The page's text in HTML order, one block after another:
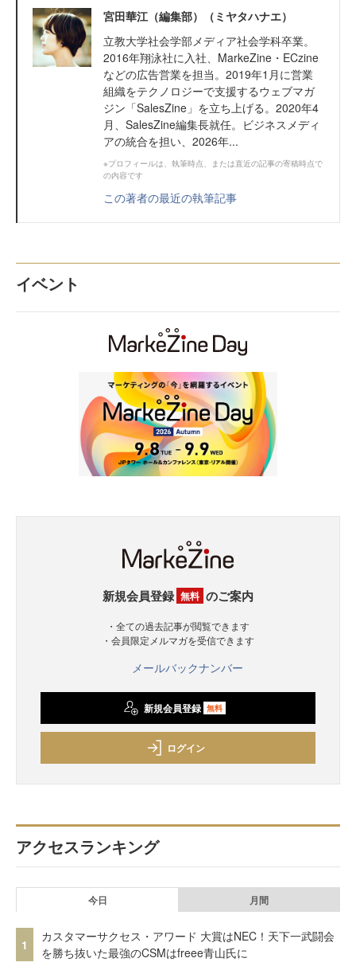
宮田華江（編集部）（ミヤタハナエ）
立教大学社会学部メディア社会学科卒業。
2016年翔泳社に入社、MarkeZine・ECzine
などの広告営業を担当。2019年1月に営業
組織をテクノロジーで支援するウェブマガ
ジン「SalesZine」を立ち上げる。2020年4
月、SalesZine編集長就任。ビジネスメディ
アの統合を担い、2026年...
※プロフィールは、執筆時点、または直近の記事の寄稿時点で
の内容です
この著者の最近の執筆記事
イベント
新規会員登録 無料 のご案内
・全ての過去記事が閲覧できます
・会員限定メルマガを受信できます
メールバックナンバー
新規会員登録 無料
ログイン
アクセスランキング
今日 月間
1
カスタマーサクセス・アワード 大賞はNEC！天下一武闘会
を勝ち抜いた最強のCSMはfreee青山氏に